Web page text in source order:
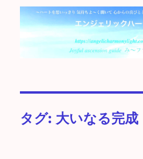
タグ: 大いなる完成